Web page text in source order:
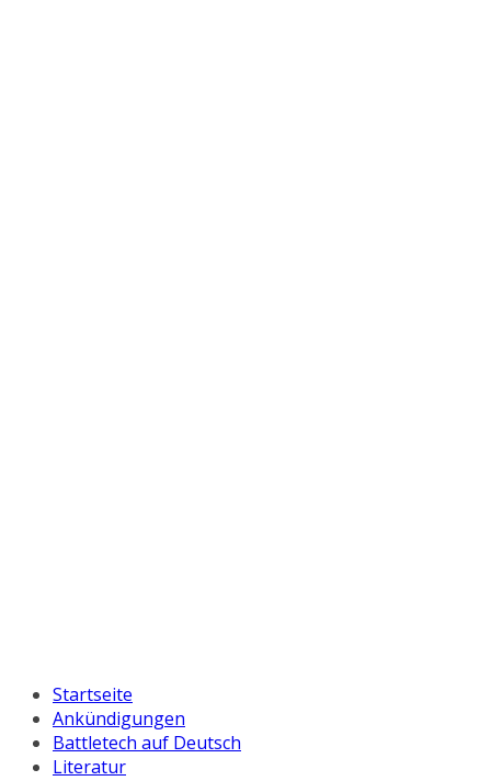
Startseite
Ankündigungen
Battletech auf Deutsch
Literatur